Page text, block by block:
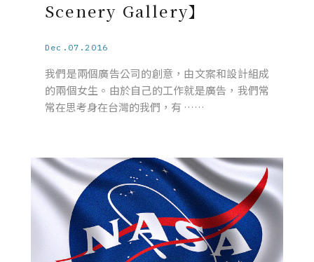
Scenery Gallery】
Dec.07.2016
我們是兩個廣告公司的創意，由文案和設計組成
的兩個女生。由於自己的工作就是廣告，我們常
常在思考身在台灣的我們，有 ……